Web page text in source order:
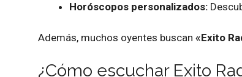
Horóscopos personalizados:
Además, muchos oyentes buscan «Exito
¿Cómo escuchar Exito